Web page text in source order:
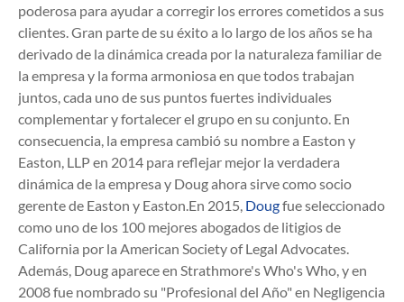
poderosa para ayudar a corregir los errores cometidos a sus
clientes. Gran parte de su éxito a lo largo de los años se ha
derivado de la dinámica creada por la naturaleza familiar de
la empresa y la forma armoniosa en que todos trabajan
juntos, cada uno de sus puntos fuertes individuales
complementar y fortalecer el grupo en su conjunto. En
consecuencia, la empresa cambió su nombre a Easton y
Easton, LLP en 2014 para reflejar mejor la verdadera
dinámica de la empresa y Doug ahora sirve como socio
gerente de Easton y Easton.En 2015, Dougfue seleccionado
como uno de los 100 mejores abogados de litigios de
California por la American Society of Legal Advocates.
Además, Doug aparece en Strathmore's Who's Who, y en
2008 fue nombrado su "Profesional del Año" en Negligencia